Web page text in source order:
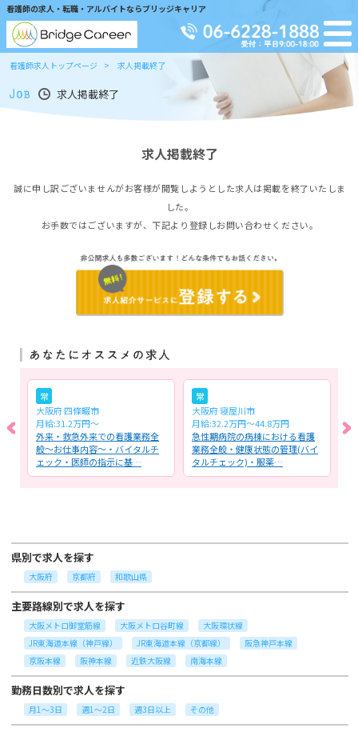
看護師の求人・転職・アルバイトならブリッジキャリア
看護師求人トップページ 求人掲載終了
求人掲載終了
求人掲載終了
誠に申し訳ございませんがお客様が閲覧しようとした求人は掲載を終了いたしま
した。
お手数ではございますが、下記より登録しお問い合わせください。
常
大阪府 四條畷市
月給:31.2万円～
外来・救急外来での看護業務全
般～お仕事内容～・バイタルチ
ェック・医師の指示に基…
常
大阪府 寝屋川市
月給:32.2万円～44.8万円
急性期病院の病棟における看護
業務全般・健康状態の管理(バイ
タルチェック)・服薬…
県別で求人を探す
大阪府 京都府 和歌山県
主要路線別で求人を探す
大阪メトロ御堂筋線 大阪メトロ谷町線
大阪環状線
JR東海道本線（神戸線）
JR東海道本線（京都線）
阪急神戸本線
京阪本線
阪神本線 近鉄大阪線 南海本線
勤務日数別で求人を探す
月1～3日 週1～2日 週3日以上 その他